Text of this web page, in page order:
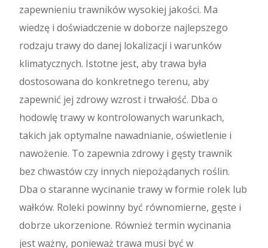
zapewnieniu trawników wysokiej jakości. Ma
wiedzę i doświadczenie w doborze najlepszego
rodzaju trawy do danej lokalizacji i warunków
klimatycznych. Istotne jest, aby trawa była
dostosowana do konkretnego terenu, aby
zapewnić jej zdrowy wzrost i trwałość. Dba o
hodowlę trawy w kontrolowanych warunkach,
takich jak optymalne nawadnianie, oświetlenie i
nawożenie. To zapewnia zdrowy i gęsty trawnik
bez chwastów czy innych niepożądanych roślin.
Dba o staranne wycinanie trawy w formie rolek lub
wałków. Roleki powinny być równomierne, gęste i
dobrze ukorzenione. Również termin wycinania
jest ważny, ponieważ trawa musi być w